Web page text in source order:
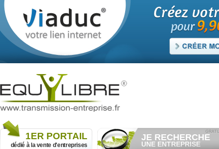
1ER PORTAIL
dédié à la vente d'entreprises
JE RECHERCHE
UNE ENTREPRISE